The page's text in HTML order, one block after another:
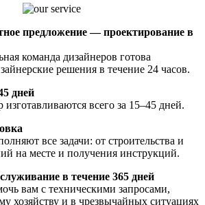
предложение — проектирование в
команда дизайнеров готова
решения в течение 24 часов.
дней
всего за 15–45 дней.
все задачи: от строительства и
на месте и получения инструкций.
в течение 365 дней
вам с техническими запросами,
хозяйству и в чрезвычайных ситуациях